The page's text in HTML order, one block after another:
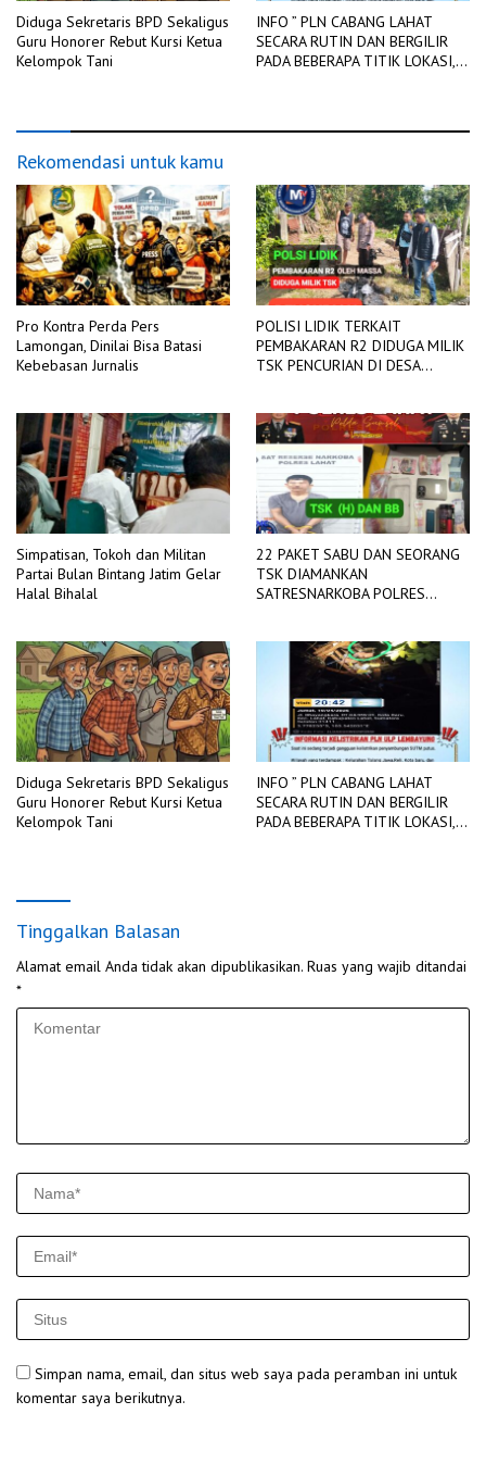
Diduga Sekretaris BPD Sekaligus
Guru Honorer Rebut Kursi Ketua
Kelompok Tani
INFO ” PLN CABANG LAHAT
SECARA RUTIN DAN BERGILIR
PADA BEBERAPA TITIK LOKASI,
Rekomendasi untuk kamu
Pro Kontra Perda Pers
Lamongan, Dinilai Bisa Batasi
Kebebasan Jurnalis
POLISI LIDIK TERKAIT
PEMBAKARAN R2 DIDUGA MILIK
TSK PENCURIAN DI DESA
Simpatisan, Tokoh dan Militan
Partai Bulan Bintang Jatim Gelar
Halal Bihalal
22 PAKET SABU DAN SEORANG
TSK DIAMANKAN
SATRESNARKOBA POLRES
Diduga Sekretaris BPD Sekaligus
Guru Honorer Rebut Kursi Ketua
Kelompok Tani
INFO ” PLN CABANG LAHAT
SECARA RUTIN DAN BERGILIR
PADA BEBERAPA TITIK LOKASI,
Tinggalkan Balasan
Alamat email Anda tidak akan dipublikasikan. Ruas yang wajib ditandai
*
Simpan nama, email, dan situs web saya pada peramban ini untuk
komentar saya berikutnya.